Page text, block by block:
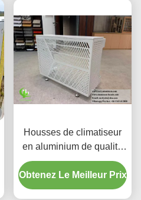
Housses de climatiseur
en aluminium de qualité
supérieure | Écrans de
protection décoratifs
Obtenez Le Meilleur Prix